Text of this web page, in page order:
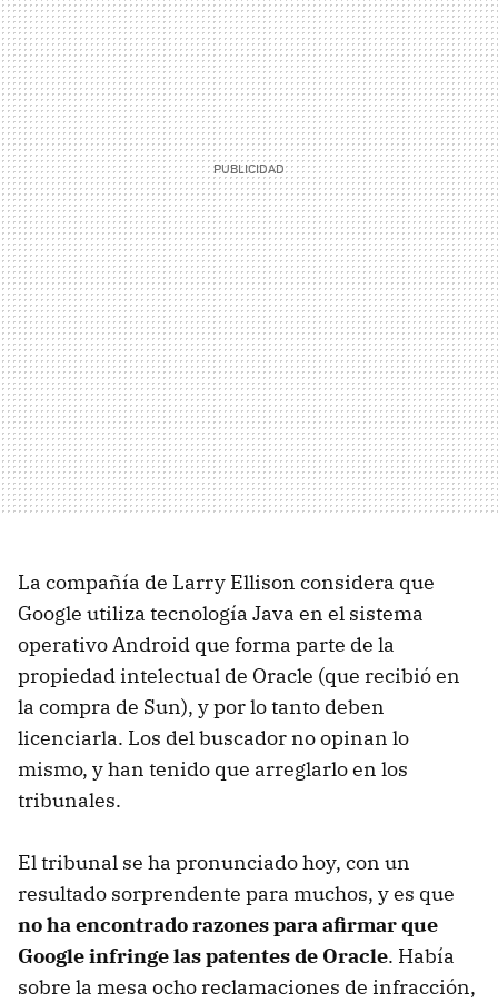
La compañía de Larry Ellison considera que
Google utiliza tecnología Java en el sistema
operativo Android que forma parte de la
propiedad intelectual de Oracle (que recibió en
la compra de Sun), y por lo tanto deben
licenciarla. Los del buscador no opinan lo
mismo, y han tenido que arreglarlo en los
tribunales.
El tribunal se ha pronunciado hoy, con un
resultado sorprendente para muchos, y es que
no ha encontrado razones para afirmar que
Google infringe las patentes de Oracle. Había
sobre la mesa ocho reclamaciones de infracción,